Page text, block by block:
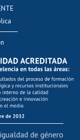
de género